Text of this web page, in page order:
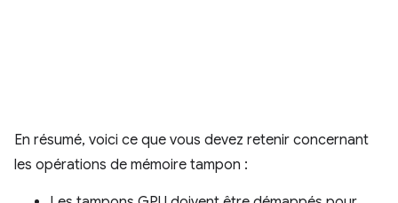
En résumé, voici ce que vous devez retenir concernant
les opérations de mémoire tampon :